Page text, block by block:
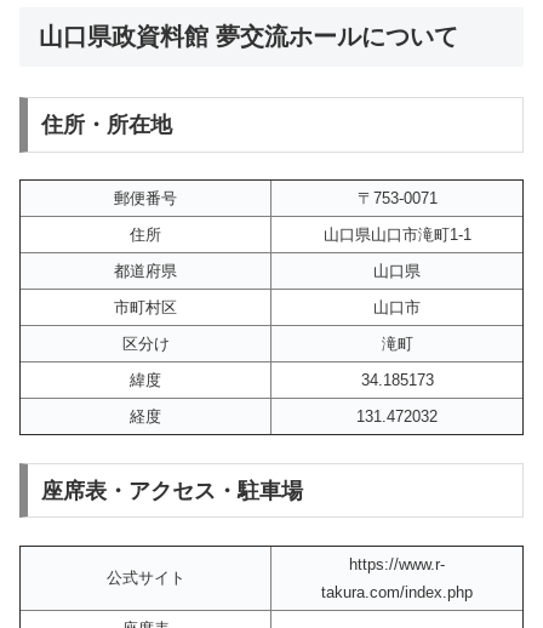
山口県政資料館 夢交流ホールについて
住所・所在地
郵便番号
〒753-0071
住所
山口県山口市滝町1-1
都道府県
山口県
市町村区
山口市
区分け
滝町
緯度
34.185173
経度
131.472032
座席表・アクセス・駐車場
公式サイト
https://www.r-
takura.com/index.php